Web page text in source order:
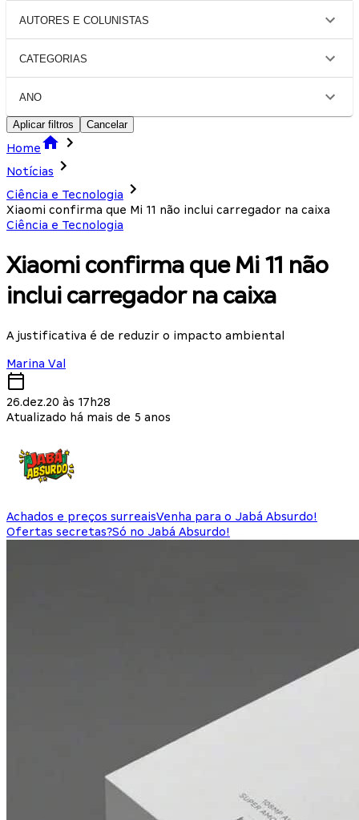
AUTORES E COLUNISTAS
CATEGORIAS
ANO
Aplicar filtros Cancelar
Home
Notícias
Ciência e Tecnologia
Xiaomi confirma que Mi 11 não inclui carregador na caixa
Ciência e Tecnologia
Xiaomi confirma que Mi 11 não
inclui carregador na caixa
A justificativa é de reduzir o impacto ambiental
Marina Val
26.dez.20 às 17h28
Atualizado há mais de 5 anos
Achados e preços surreaisVenha para o Jabá Absurdo!
Ofertas secretas?Só no Jabá Absurdo!